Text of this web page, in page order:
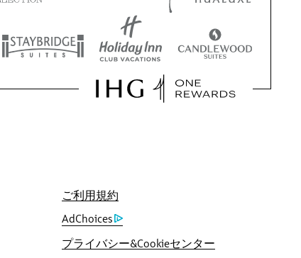
ご利用規約
AdChoices
プライバシー&Cookieセンター